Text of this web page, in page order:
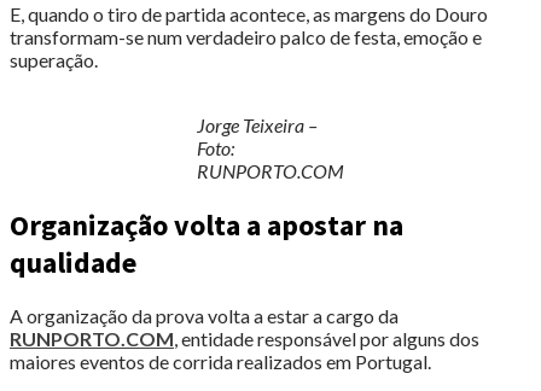
E, quando o tiro de partida acontece, as margens do Douro
transformam-se num verdadeiro palco de festa, emoção e
superação.
Jorge Teixeira –
Foto:
RUNPORTO.COM
Organização volta a apostar na
qualidade
A organização da prova volta a estar a cargo da
RUNPORTO.COM, entidade responsável por alguns dos
maiores eventos de corrida realizados em Portugal.